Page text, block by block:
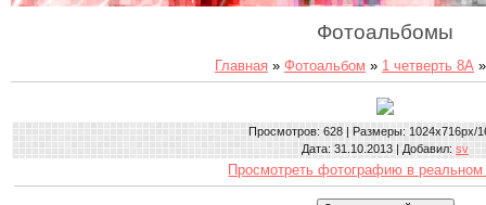
Фотоальбомы
Главная » Фотоальбом » 1 четверть 8А
Просмотров: 628 | Размеры: 1024x716px/
Дата: 31.10.2013 | Добавил: sv
Просмотреть фотографию в реальном